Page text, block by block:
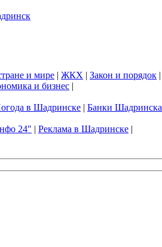
и мире | ЖКХ | Закон и порядок |
и бизнес |
в Шадринске | Банки Шадринска
24" | Реклама в Шадринске |